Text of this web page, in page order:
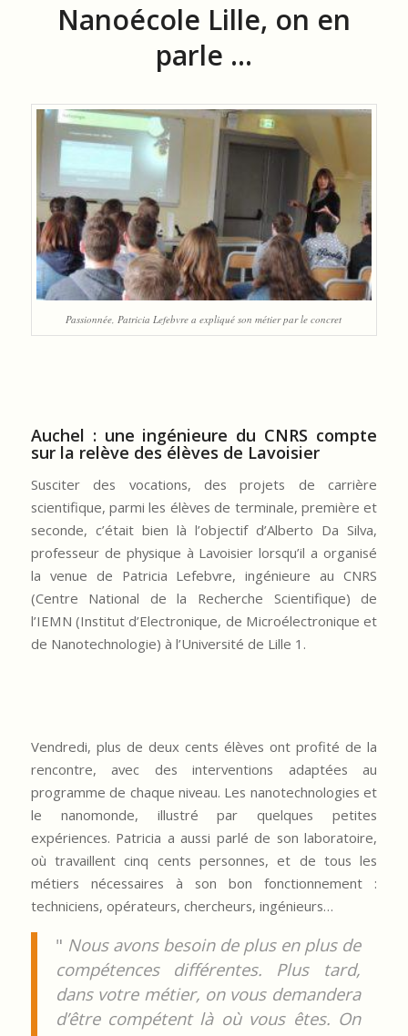
Nanoécole Lille, on en
parle …
Passionnée, Patricia Lefebvre a expliqué son métier par le concret
Auchel : une ingénieure du CNRS compte
sur la relève des élèves de Lavoisier
Susciter des vocations, des projets de carrière
scientifique, parmi les élèves de terminale, première et
seconde, c’était bien là l’objectif d’Alberto Da Silva,
professeur de physique à Lavoisier lorsqu’il a organisé
la venue de Patricia Lefebvre, ingénieure au CNRS
(Centre National de la Recherche Scientifique) de
l’IEMN (Institut d’Electronique, de Microélectronique et
de Nanotechnologie) à l’Université de Lille 1.
Vendredi, plus de deux cents élèves ont profité de la
rencontre, avec des interventions adaptées au
programme de chaque niveau. Les nanotechnologies et
le nanomonde, illustré par quelques petites
expériences. Patricia a aussi parlé de son laboratoire,
où travaillent cinq cents personnes, et de tous les
métiers nécessaires à son bon fonctionnement :
techniciens, opérateurs, chercheurs, ingénieurs…
" Nous avons besoin de plus en plus de
compétences différentes. Plus tard,
dans votre métier, on vous demandera
d’être compétent là où vous êtes. On